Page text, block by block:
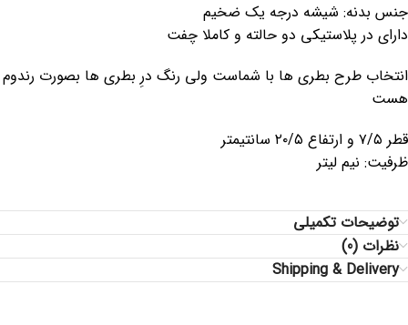
جنس بدنه: شیشه درجه یک ضخیم
دارای در پلاستیکی دو حالته و کاملا چفت
انتخاب طرح بطری ها با شماست ولی رنگ درِ بطری ها بصورت رندوم
هست
قطر ۷/۵ و ارتفاع ۲۰/۵ سانتیمتر
ظرفیت: نیم لیتر
توضیحات تکمیلی
نظرات (0)
Shipping & Delivery